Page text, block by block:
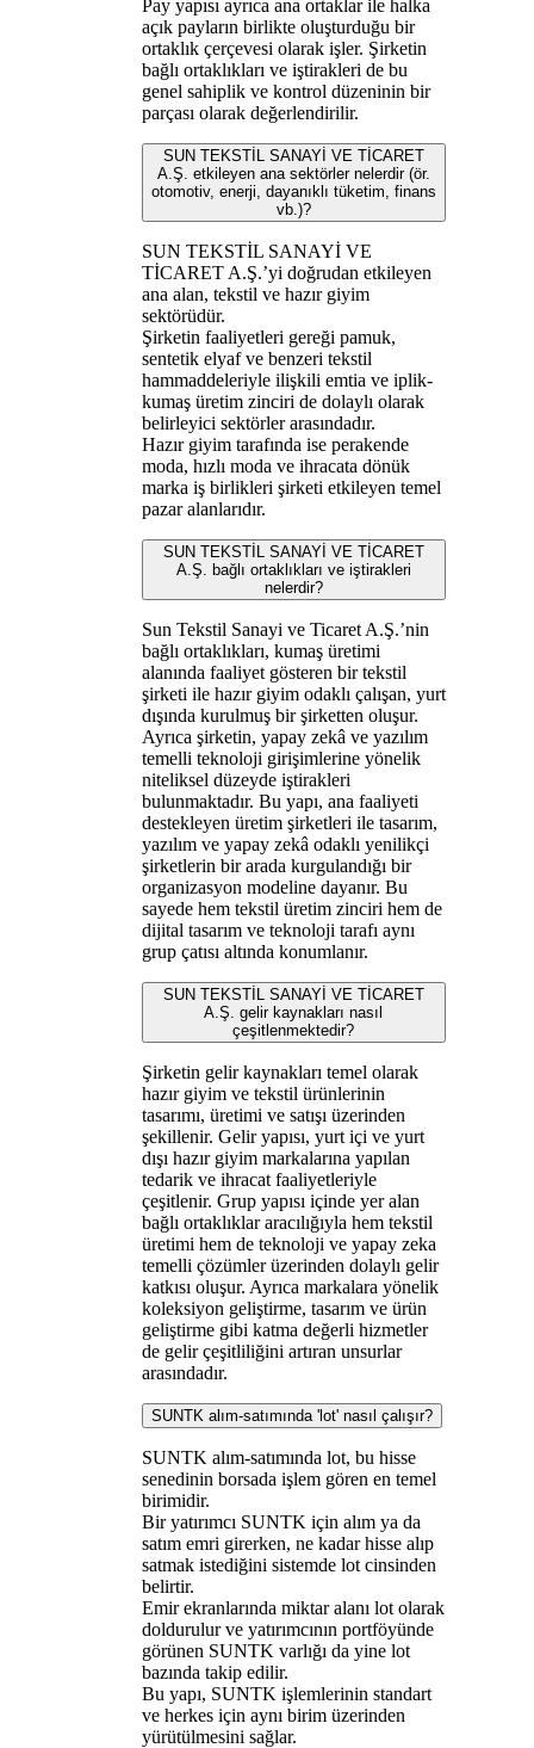
Pay yapısı ayrıca ana ortaklar ile halka
açık payların birlikte oluşturduğu bir
ortaklık çerçevesi olarak işler. Şirketin
bağlı ortaklıkları ve iştirakleri de bu
genel sahiplik ve kontrol düzeninin bir
parçası olarak değerlendirilir.
SUN TEKSTİL SANAYİ VE TİCARET
A.Ş. etkileyen ana sektörler nelerdir (ör.
otomotiv, enerji, dayanıklı tüketim, finans
vb.)?
SUN TEKSTİL SANAYİ VE
TİCARET A.Ş.’yi doğrudan etkileyen
ana alan, tekstil ve hazır giyim
sektörüdür.
Şirketin faaliyetleri gereği pamuk,
sentetik elyaf ve benzeri tekstil
hammaddeleriyle ilişkili emtia ve iplik-
kumaş üretim zinciri de dolaylı olarak
belirleyici sektörler arasındadır.
Hazır giyim tarafında ise perakende
moda, hızlı moda ve ihracata dönük
marka iş birlikleri şirketi etkileyen temel
pazar alanlarıdır.
SUN TEKSTİL SANAYİ VE TİCARET
A.Ş. bağlı ortaklıkları ve iştirakleri
nelerdir?
Sun Tekstil Sanayi ve Ticaret A.Ş.’nin
bağlı ortaklıkları, kumaş üretimi
alanında faaliyet gösteren bir tekstil
şirketi ile hazır giyim odaklı çalışan, yurt
dışında kurulmuş bir şirketten oluşur.
Ayrıca şirketin, yapay zekâ ve yazılım
temelli teknoloji girişimlerine yönelik
niteliksel düzeyde iştirakleri
bulunmaktadır. Bu yapı, ana faaliyeti
destekleyen üretim şirketleri ile tasarım,
yazılım ve yapay zekâ odaklı yenilikçi
şirketlerin bir arada kurgulandığı bir
organizasyon modeline dayanır. Bu
sayede hem tekstil üretim zinciri hem de
dijital tasarım ve teknoloji tarafı aynı
grup çatısı altında konumlanır.
SUN TEKSTİL SANAYİ VE TİCARET
A.Ş. gelir kaynakları nasıl
çeşitlenmektedir?
Şirketin gelir kaynakları temel olarak
hazır giyim ve tekstil ürünlerinin
tasarımı, üretimi ve satışı üzerinden
şekillenir. Gelir yapısı, yurt içi ve yurt
dışı hazır giyim markalarına yapılan
tedarik ve ihracat faaliyetleriyle
çeşitlenir. Grup yapısı içinde yer alan
bağlı ortaklıklar aracılığıyla hem tekstil
üretimi hem de teknoloji ve yapay zeka
temelli çözümler üzerinden dolaylı gelir
katkısı oluşur. Ayrıca markalara yönelik
koleksiyon geliştirme, tasarım ve ürün
geliştirme gibi katma değerli hizmetler
de gelir çeşitliliğini artıran unsurlar
arasındadır.
SUNTK alım-satımında 'lot' nasıl çalışır?
SUNTK alım-satımında lot, bu hisse
senedinin borsada işlem gören en temel
birimidir.
Bir yatırımcı SUNTK için alım ya da
satım emri girerken, ne kadar hisse alıp
satmak istediğini sistemde lot cinsinden
belirtir.
Emir ekranlarında miktar alanı lot olarak
doldurulur ve yatırımcının portföyünde
görünen SUNTK varlığı da yine lot
bazında takip edilir.
Bu yapı, SUNTK işlemlerinin standart
ve herkes için aynı birim üzerinden
yürütülmesini sağlar.